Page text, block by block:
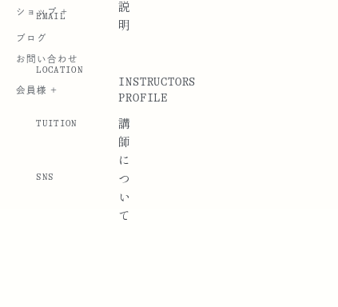
ショップ +
ブログ
お問い合わせ
会員様 +
EMAIL
LOCATION
TUITION
SNS
説
明
INSTRUCTORS
PROFILE
講
師
に
つ
い
て